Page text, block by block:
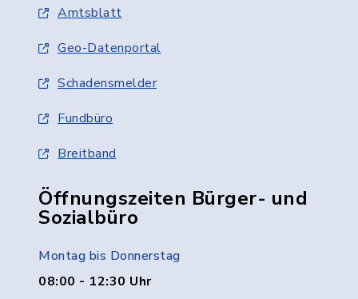
Amtsblatt
Geo-Datenportal
Schadensmelder
Fundbüro
Breitband
Öffnungszeiten Bürger- und
Sozialbüro
Montag bis Donnerstag
08:00 - 12:30 Uhr